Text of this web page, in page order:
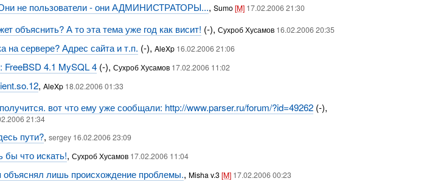
не пользователи - они АДМИНИСТРАТОРЫ..., Sumo[M] 17.02.2006 21:30
объяснить? А то эта тема уже год как висит! (-), Сухроб Хусамов 16.02.2006 20:35
на сервере? Адрес сайта и т.п. (-),AleXp 16.02.2006 21:06
FreeBSD 4.1 MySQL 4(-), Сухроб Хусамов 17.02.2006 11:02
,AleXp 18.02.2006 01:33
вот что ему уже сообщали: http://www.parser.ru/forum/?id=49262(-),
21:34
пути?,sergey 16.02.2006 23:09
бы что искать!,Сухроб Хусамов 17.02.2006 11:04
объяснял лишь происхождение проблемы., Misha v.3[M] 17.02.2006 00:23